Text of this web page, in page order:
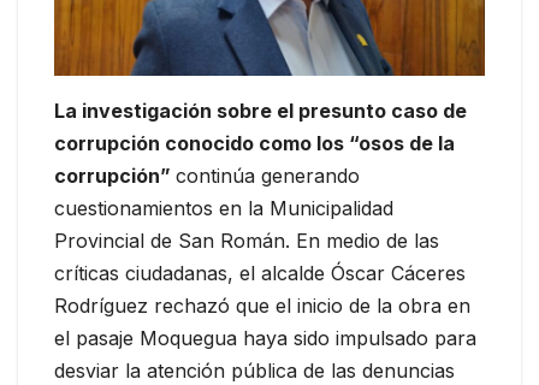
La investigación sobre el presunto caso de
corrupción conocido como los “osos de la
corrupción” continúa generando
cuestionamientos en la Municipalidad
Provincial de San Román. En medio de las
críticas ciudadanas, el alcalde Óscar Cáceres
Rodríguez rechazó que el inicio de la obra en
el pasaje Moquegua haya sido impulsado para
desviar la atención pública de las denuncias